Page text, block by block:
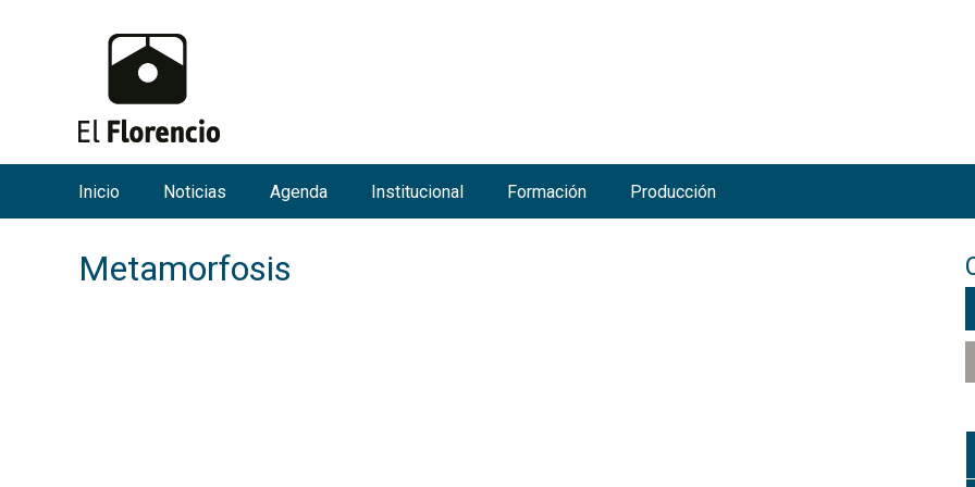
Metamorfosis
n
Inicio Noticias Agenda Institucional Formación Producción